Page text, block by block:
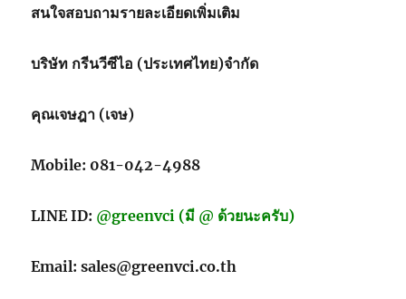
สนใจสอบถามรายละเอียดเพิ่มเติม
บริษัท กรีนวีซีไอ (ประเทศไทย)จำกัด
คุณเจษฎา (เจษ)
Mobile: 081-042-4988
LINE ID: @greenvci (มี @ ด้วยนะครับ)
Email: sales@greenvci.co.th